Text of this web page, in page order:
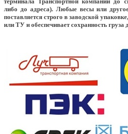
либо до адреса). Любые весы или
поставляется строго в заводской
или ТУ и обеспечивает сохранность груза